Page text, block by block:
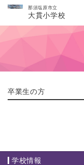
那須塩原市立
大貫小学校
卒業生の方
学校情報